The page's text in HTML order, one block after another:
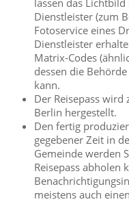
Dienstleister (zum
Fotoservice eines
Dienstleister
Matrix-Codes
dessen die
kann.
Der Reisepass wird
Berlin hergestellt.
Den fertig
gegebener Zeit in
Gemeinde werden
Reisepass abholen
meistens auch